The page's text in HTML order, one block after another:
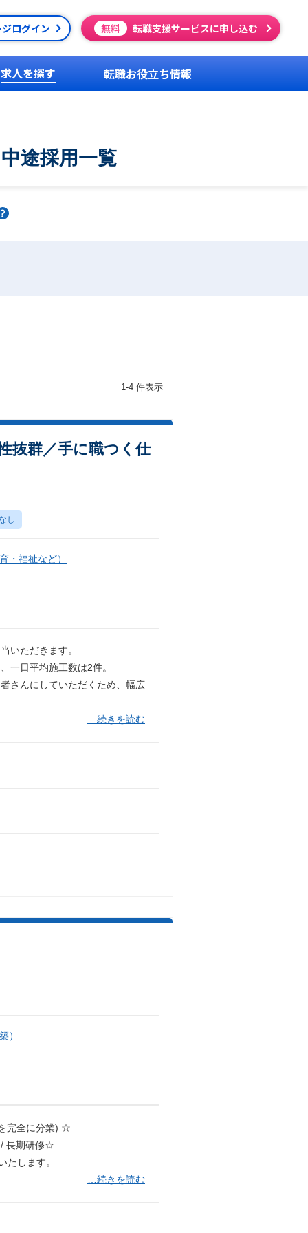
ログイン 無料 転職支援サービスに申し込む
求人を探す 転職お役立ち情報
途採用一覧
1-4 件表示
群／手に職つく仕
し
・福祉など）
いただきます。
一日平均施工数は2件。
さんにしていただくため、幅広
…続きを読む
）
完全に分業) ☆
/ ⻑期研修☆
たします。
…続きを読む